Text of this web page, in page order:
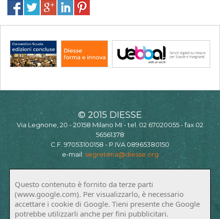
© 2015 DIESSE
Via Legnone, 20 - 20158 Milano MI - tel. 02 67020055 - fax 02
56561378
C.F. 97053100158 - P.IVA 08965380150
e-mail: segreteria@diesse.org
Questo contenuto è fornito da terze parti
(www.google.com). Per visualizzarlo, è necessario
accettare i cookie di Google. Tieni presente che Google
potrebbe utilizzarli anche per fini pubblicitari.